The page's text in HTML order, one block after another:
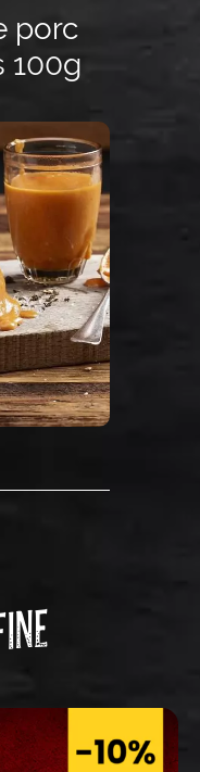
porc
100g